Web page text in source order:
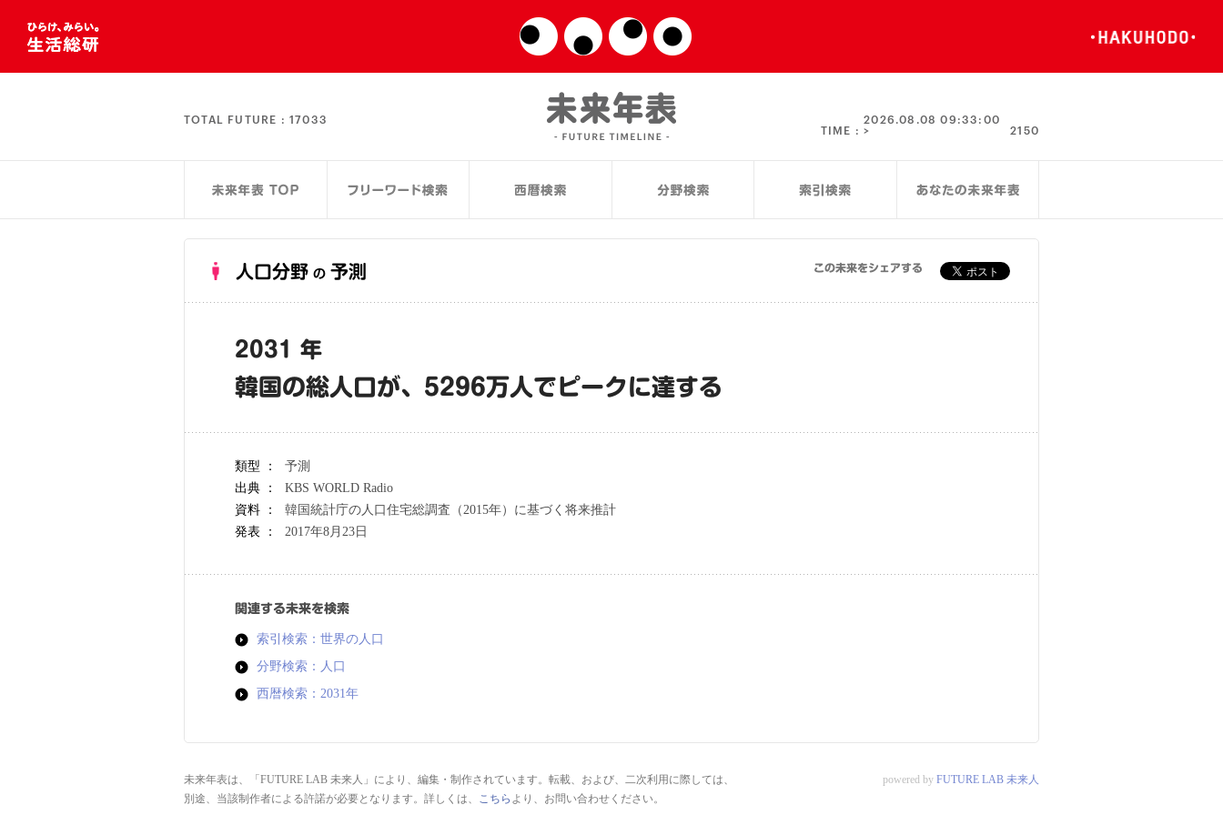
TOTAL FUTURE : 17033
TIME :
2026.08.08 09:33:00
> 2150
人口分野 の 予測 この未来をシェアする
2031 年
韓国の総人口が、5296万人でピークに達する
類型 ：
予測
出典 ：
KBS WORLD Radio
資料 ：
韓国統計庁の人口住宅総調査（2015年）に基づく将来推計
発表 ：
2017年8月23日
関連する未来を検索
索引検索：世界の人口
分野検索：人口
西暦検索：2031年
未来年表は、「FUTURE LAB 未来人」により、編集・制作されています。転載、および、二次利用に際しては、
別途、当該制作者による許諾が必要となります。詳しくは、 こちら より、お問い合わせください。
powered by FUTURE LAB 未来人